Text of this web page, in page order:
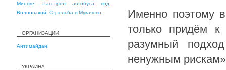
Минске
Расстрел автобуса под
Волновахой
Стрельба в Мукачево
ОРГАНИЗАЦИИ
Антимайдан
УКРАИНА
Именно поэтому
только придём к
разумный
ненужным